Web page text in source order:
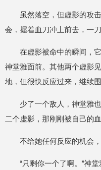
虽然落空，但虚影的攻
会，握着血刀冲上前去，一刀
在虚影被命中的瞬间，
神堂雅面前。其他两个虚影
地，但很快反应过来，继续围
少了一个敌人，神堂雅
二个虚影，那刚刚被自己的
不给她任何反应的机会
“只剩你一个了啊。”神